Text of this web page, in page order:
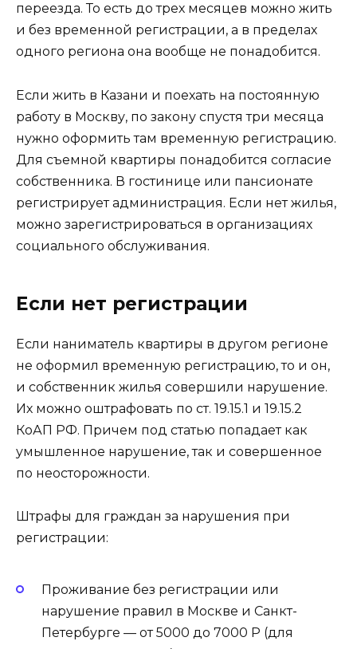
переезда. То есть до трех месяцев можно жить
и без временной регистрации, а в пределах
одного региона она вообще не понадобится.
Если жить в Казани и поехать на постоянную
работу в Москву, по закону спустя три месяца
нужно оформить там временную регистрацию.
Для съемной квартиры понадобится согласие
собственника. В гостинице или пансионате
регистрирует администрация. Если нет жилья,
можно зарегистрироваться в организациях
социального обслуживания.
Если нет регистрации
Если наниматель квартиры в другом регионе
не оформил временную регистрацию, то и он,
и собственник жилья совершили нарушение.
Их можно оштрафовать по ст. 19.15.1 и 19.15.2
КоАП РФ. Причем под статью попадает как
умышленное нарушение, так и совершенное
по неосторожности.
Штрафы для граждан за нарушения при
регистрации:
Проживание без регистрации или
нарушение правил в Москве и Санкт-
Петербурге — от 5000 до 7000 Р (для